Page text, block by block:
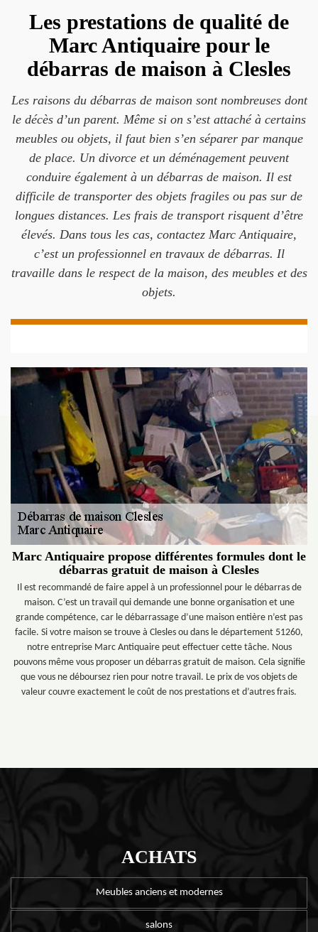
Les prestations de qualité de
Marc Antiquaire pour le
débarras de maison à Clesles
Les raisons du débarras de maison sont nombreuses dont
le décès d’un parent. Même si on s’est attaché à certains
meubles ou objets, il faut bien s’en séparer par manque
de place. Un divorce et un déménagement peuvent
conduire également à un débarras de maison. Il est
difficile de transporter des objets fragiles ou pas sur de
longues distances. Les frais de transport risquent d’être
élevés. Dans tous les cas, contactez Marc Antiquaire,
c’est un professionnel en travaux de débarras. Il
travaille dans le respect de la maison, des meubles et des
objets.
Marc Antiquaire propose différentes formules dont le
débarras gratuit de maison à Clesles
Il est recommandé de faire appel à un professionnel pour le débarras de
maison. C’est un travail qui demande une bonne organisation et une
grande compétence, car le débarrassage d’une maison entière n’est pas
facile. Si votre maison se trouve à Clesles ou dans le département 51260,
notre entreprise Marc Antiquaire peut effectuer cette tâche. Nous
pouvons même vous proposer un débarras gratuit de maison. Cela signifie
que vous ne déboursez rien pour notre travail. Le prix de vos objets de
valeur couvre exactement le coût de nos prestations et d’autres frais.
ACHATS
Meubles anciens et modernes
salons